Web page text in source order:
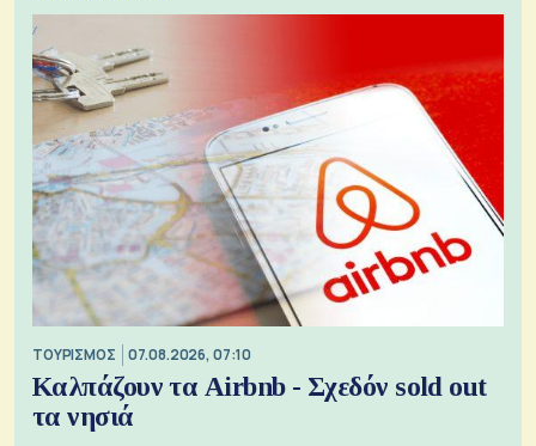
ΤΟΥΡΙΣΜΟΣ 07.08.2026, 07:10
Καλπάζουν τα Airbnb - Σχεδόν sold out
τα νησιά